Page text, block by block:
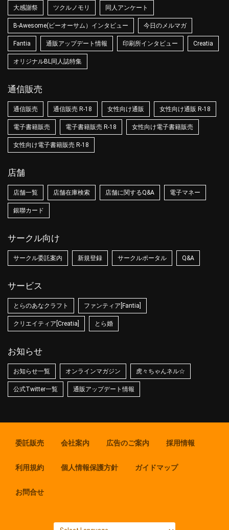
大感謝祭 ツクルノモリ 同人アンケート
B-Awesome(ビーオーサム）インタビュー 今日のメルマガ
Fantia 通販アップデート情報 印刷所インタビュー Creatia
オリジナルBL同人誌特集
通信販売
通信販売 通信販売 R-18 女性向け通販 女性向け通販 R-18
電子書籍販売 電子書籍販売 R-18 女性向け電子書籍販売
女性向け電子書籍販売 R-18
店舗
店舗一覧 店舗在庫検索 店舗に関するQ&A 電子マネー
銀聯カード
サークル向け
サークル委託案内 新規登録 サークルポータル Q&A
サービス
とらのあなクラフト ファンティア[Fantia]
クリエイティア[Creatia] とら婚
お知らせ
お知らせ一覧 オンラインマガジン 虎々ちゃんネル☆
公式Twitter一覧 通販アップデート情報
委託販売 会社案内 広告のご案内 採用情報
利用規約 個人情報保護方針 ガイドマップ
お問合せ